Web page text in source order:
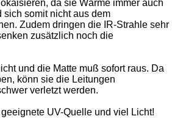
da sie Wärme immer auch
sich somit nicht aus dem
Zudem dringen die IR-Strahle sehr
zusätzlich noch die
und die Matte muß sofort raus. Da
könn sie die Leitungen
verletzt werden.
UV-Quelle und viel Licht!